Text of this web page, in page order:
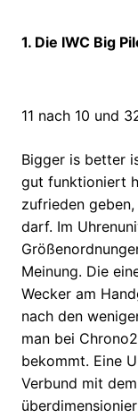
1. Die IWC Big
11 nach 10 und
Bigger is better
gut funktioniert
zufrieden
darf. Im
Meinung. Die
Wecker am
nach den
man bei
bekommt. Eine
Verbund mit